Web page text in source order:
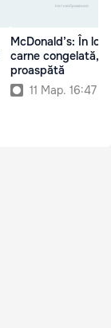
McDonald’s: În loc
carne congelată,
proaspătă
11 Мар. 16:47